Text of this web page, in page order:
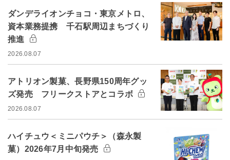
ダンデライオンチョコ・東京メトロ、
資本業務提携 千石駅周辺まちづくり
推進
2026.08.07
アトリオン製菓、長野県150周年グッ
ズ発売 フリークストアとコラボ
2026.08.07
ハイチュウ＜ミニパウチ＞（森永製
菓）2026年7月中旬発売